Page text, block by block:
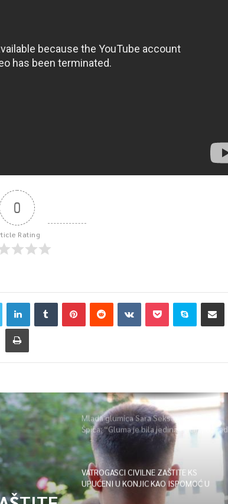
0
Rating
Mlada glumica Sara Seksan u emisiji
Špica: “Gluma je bila jedina opcija, uz rad
i disciplinu sve je moguće”
VATROGASCI CIVILNE ZAŠTITE KS
UPUĆENI U KONJIC KAO ISPOMOĆ U
GAŠENJU POŽARA